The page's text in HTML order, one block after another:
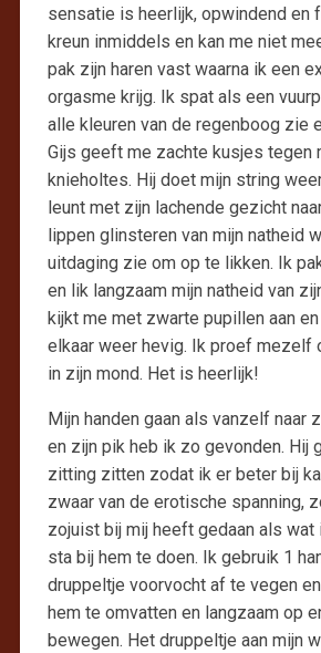
sensatie is heerlijk, opwindend en
kreun inmiddels en kan me niet
pak zijn haren vast waarna ik een
orgasme krijg. Ik spat als een
alle kleuren van de regenboog zie
Gijs geeft me zachte kusjes tegen
knieholtes. Hij doet mijn string
leunt met zijn lachende gezicht
lippen glinsteren van mijn natheid
uitdaging zie om op te likken. Ik
en lik langzaam mijn natheid van
kijkt me met zwarte pupillen aan
elkaar weer hevig. Ik proef mezelf
in zijn mond. Het is heerlijk!
Mijn handen gaan als vanzelf naar
en zijn pik heb ik zo gevonden. Hij
zitting zitten zodat ik er beter bij
zwaar van de erotische spanning,
zojuist bij mij heeft gedaan als wat
sta bij hem te doen. Ik gebruik 1
druppeltje voorvocht af te vegen
hem te omvatten en langzaam op
bewegen. Het druppeltje aan mijn